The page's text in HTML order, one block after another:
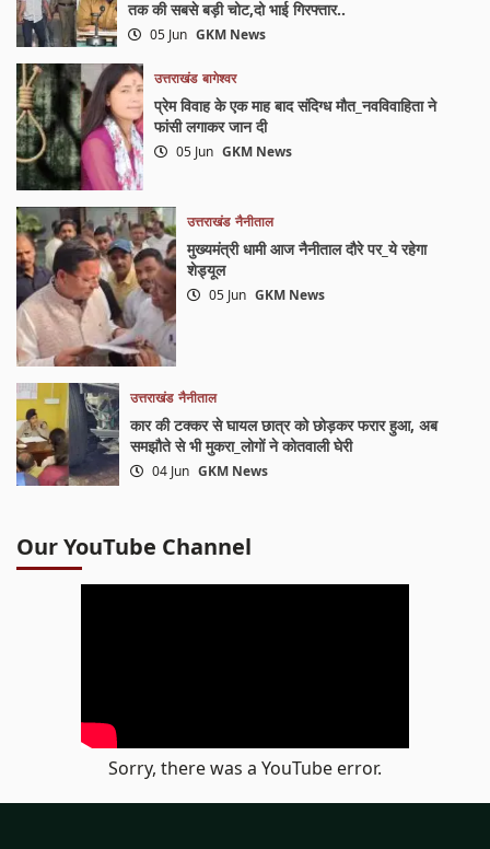
तक की सबसे बड़ी चोट,दो भाई गिरफ्तार..
05 Jun GKM News
उत्तराखंड बागेश्वर
प्रेम विवाह के एक माह बाद संदिग्ध मौत_नवविवाहिता ने
फांसी लगाकर जान दी
05 Jun GKM News
उत्तराखंड नैनीताल
मुख्यमंत्री धामी आज नैनीताल दौरे पर_ये रहेगा
शेड्यूल
05 Jun GKM News
उत्तराखंड नैनीताल
कार की टक्कर से घायल छात्र को छोड़कर फरार हुआ, अब
समझौते से भी मुकरा_लोगों ने कोतवाली घेरी
04 Jun GKM News
Our YouTube Channel
Sorry, there was a YouTube error.